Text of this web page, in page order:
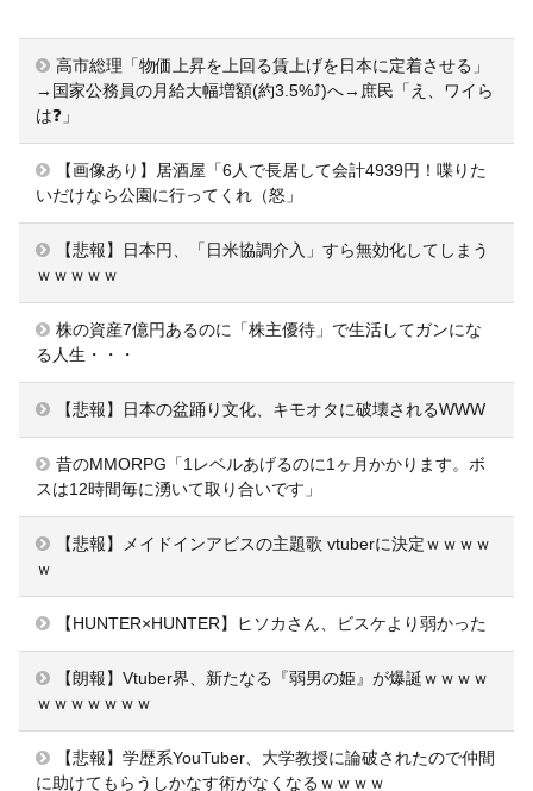
高市総理「物価上昇を上回る賃上げを日本に定着させる」
→国家公務員の月給大幅増額(約3.5%⤴)へ→庶民「え、ワイら
は❓」
【画像あり】居酒屋「6人で長居して会計4939円！喋りた
いだけなら公園に行ってくれ（怒」
【悲報】日本円、「日米協調介入」すら無効化してしまう
ｗｗｗｗｗ
株の資産7億円あるのに「株主優待」で生活してガンにな
る人生・・・
【悲報】日本の盆踊り文化、キモオタに破壊されるWWW
昔のMMORPG「1レベルあげるのに1ヶ月かかります。ボ
スは12時間毎に湧いて取り合いです」
【悲報】メイドインアビスの主題歌 vtuberに決定ｗｗｗｗ
ｗ
【HUNTER×HUNTER】ヒソカさん、ビスケより弱かった
【朗報】Vtuber界、新たなる『弱男の姫』が爆誕ｗｗｗｗ
ｗｗｗｗｗｗｗ
【悲報】学歴系YouTuber、大学教授に論破されたので仲間
に助けてもらうしかなす術がなくなるｗｗｗｗ